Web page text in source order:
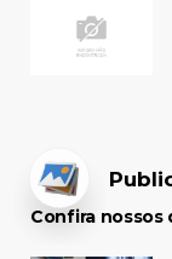
Confira